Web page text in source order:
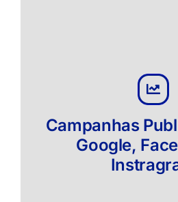
Campanhas
Google,